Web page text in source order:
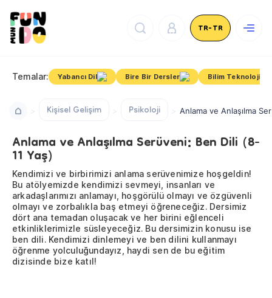
TR-TR
Temalar: Yabancı Dil Bire Bir Dersler Bilim Teknoloji
Kişisel Gelişim Psikoloji Anlama ve Anlaşılma
Anlama ve Anlaşılma Serüveni: Ben Dili (8-
11 Yaş)
Kendimizi ve birbirimizi anlama serüvenimize hoşgeldin!
Bu atölyemizde kendimizi sevmeyi, insanları ve
arkadaşlarımızı anlamayı, hoşgörülü olmayı ve özgüvenli
olmayı ve zorbalıkla baş etmeyi öğreneceğiz. Dersimiz
dört ana temadan oluşacak ve her birini eğlenceli
etkinliklerimizle süsleyeceğiz. Bu dersimizin konusu ise
ben dili. Kendimizi dinlemeyi ve ben dilini kullanmayı
öğrenme yolculuğundayız, haydi sen de bu eğitim
dizisinde bize katıl!